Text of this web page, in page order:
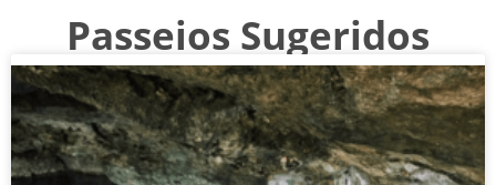
Passeios Sugeridos